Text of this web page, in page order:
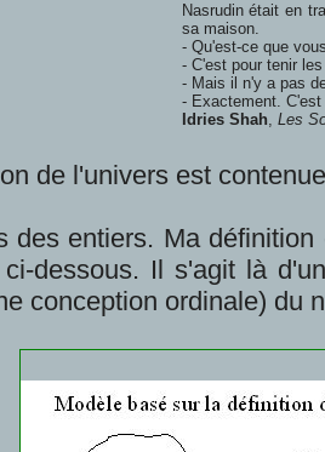
Nasrudin était en
sa maison.
- Qu'est-ce que
- C'est pour tenir
- Mais il n'y a pas
- Exactement.
Idries Shah, Les
de l'univers est
des entiers. Ma
dessous. Il s'agit là
conception ordinale) du